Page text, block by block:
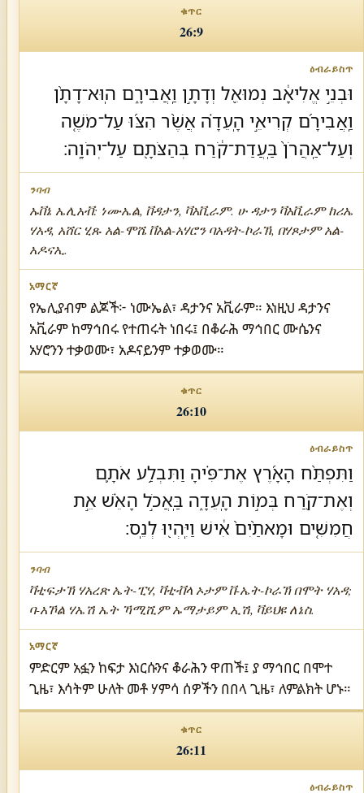
26:9
וּבְנֵ֣י אֱלִיאָ֔ב נְמוּאֵ֖ל וְדָתָ֣ן וַֽאֲבִירָ֑ם הֽוּא־דָתָ֨ן
וַֽאֲבִירָ֜ם קְרִיאֵ֣י הָֽעֵדָ֗ה אֲשֶׁ֨ר הִצּ֜וּ עַל־מֹשֶׁ֤ה
וְעַל־אַֽהֲרֹן֙ בַּֽעֲדַת־קֹ֔רַח בְּהַצֹּתָ֖ם עַל־יְהֹוָֽה׃
ኡቨኔ ኤሊአቭ: ነሙኤል, ቨዳታን, ቫአቪራም. ሁ ዳታን ቫአቪራም ከሪኤ
ሃአዳ, አሸር ሂጹ አል-ሞሼ ቨአል-አሃሮን ባአዳት-ኮራኽ, በሃጾታም አል-
አዶናኢ.
የኤሊያብም ልጆች፦ ነሙኤል፣ ዳታንና አቪራም። እነዚህ ዳታንና
አቪራም ከማኅበሩ የተጠሩት ነበሩ፤ በቆራሕ ማኅበር ሙሴንና
አሃሮንን ተቃወሙ፣ አዶናይንም ተቃወሙ።
26:10
וַתִּפְתַּ֨ח הָאָ֜רֶץ אֶת־פִּ֗יהָ וַתִּבְלַ֥ע אֹתָ֛ם
וְאֶת־קֹ֖רַח בְּמ֣וֹת הָֽעֵדָ֑ה בַּֽאֲכֹ֣ל הָאֵ֗שׁ אֵ֣ת
חֲמִשִּׁ֤ים וּמָאתַ֨יִם֙ אִ֔ישׁ וַיִּֽהְי֖וּ לְנֵֽס׃
ቫቲፍታኽ ሃአረጽ ኤት-ፒሃ, ቫቲቭላ ኦታም ቨ-ኤት-ኮራኽ በሞት ሃአዳ;
ባ-አኾል ሃኤሽ ኤት ኻሚሺም ኡማታይም ኢሽ, ቫይህዩ ለኔስ.
ምድርም አፏን ከፍታ እነርሱንና ቆራሕን ዋጠች፤ ያ ማኅበር በሞተ
ጊዜ፣ እሳትም ሁለት መቶ ሃምሳ ሰዎችን በበላ ጊዜ፣ ለምልክት ሆኑ።
26:11